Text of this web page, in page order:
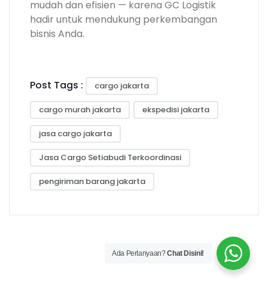
mudah dan efisien — karena GC Logistik
hadir untuk mendukung perkembangan
bisnis Anda.
Post Tags : cargo jakarta
cargo murah jakarta ekspedisi jakarta
jasa cargo jakarta
Jasa Cargo Setiabudi Terkoordinasi
pengiriman barang jakarta
Ada Pertanyaan?Chat Disini!